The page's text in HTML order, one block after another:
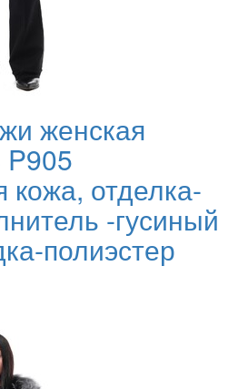
женская
P905
кожа, отделка-
-гусиный
полиэстер